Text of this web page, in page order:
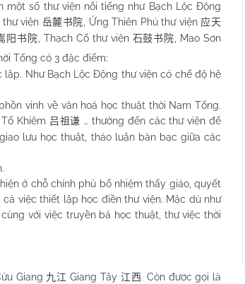
một số thư viện nổi tiếng như Bạch Lộc Động
thư viện 岳麓书院 , Ứng Thiên Phủ thư viện 应天
阳书院 , Thạch Cổ thư viện 石鼓书院
, Mao Sơn
Tống có 3 đặc điểm:
Như Bạch Lộc Động thư viện có chế độ hệ
vinh về văn hoá học thuật thời Nam Tống.
Tổ Khiêm 吕祖谦 … thường đến các thư viện để
lưu học thuật, thảo luận bàn bạc giữa các
ở chỗ chính phủ bổ nhiệm thấy giáo, quyết
việc thiết lập học điền thư viện. Mặc dù như
với việc truyền bá học thuật, thư việc thời
Giang 九江 Giang Tây 江西. Còn được gọi là